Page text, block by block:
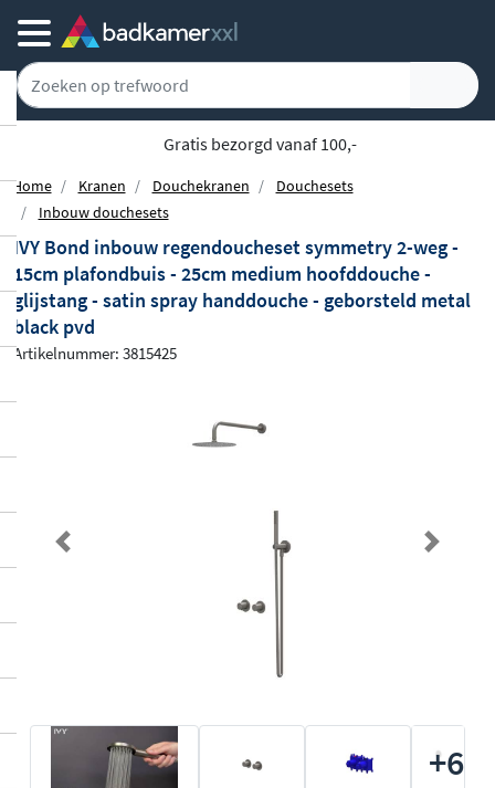
Gratis bezorgd vanaf 100,-
Home Kranen Douchekranen
Douchesets
Inbouw douchesets
IVY Bond inbouw regendoucheset symmetry 2-weg -
15cm plafondbuis - 25cm medium hoofddouche -
glijstang - satin spray handdouche - geborsteld metal
black pvd
Artikelnummer: 3815425
Previous Next
+6